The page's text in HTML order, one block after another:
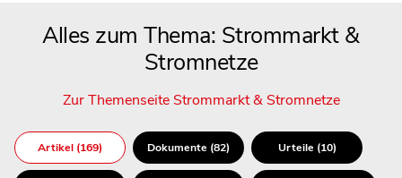
Alles zum Thema: Strommarkt &
Stromnetze
Zur Themenseite Strommarkt & Stromnetze
Artikel (169) Dokumente (82) Urteile (10)